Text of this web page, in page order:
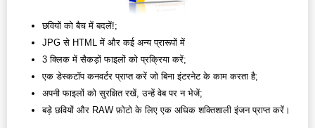
छवियों को बैच में बदलें!;
JPG से HTML में और कई अन्य प्रारूपों में
3 क्लिक में सैकड़ों फाइलों को प्रक्रिया करें;
एक डेस्कटॉप कनवर्टर प्राप्त करें जो बिना इंटरनेट के काम करता है;
अपनी फाइलों को सुरक्षित रखें, उन्हें वेब पर न भेजें;
बड़े छवियों और RAW फ़ोटो के लिए एक अधिक शक्तिशाली इंजन प्राप्त करें।